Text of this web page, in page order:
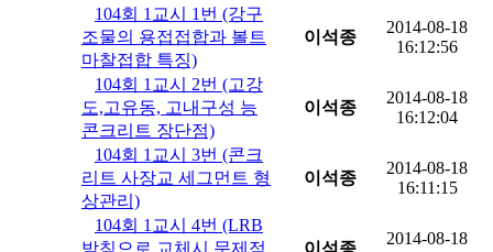
104회 1교시 1번 (강구
조물의 용접접합과 볼트
마찰접합 특징)
이석종
2014-08-18
16:12:56
104회 1교시 2번 (고강
도,고유동, 고내구성 능
콘크리트 장단점)
이석종
2014-08-18
16:12:04
104회 1교시 3번 (콘크
리트 사장교 세그먼트 형
상관리)
이석종
2014-08-18
16:11:15
104회 1교시 4번 (LRB
받침으로 교체시 문제점
이석종
2014-08-18